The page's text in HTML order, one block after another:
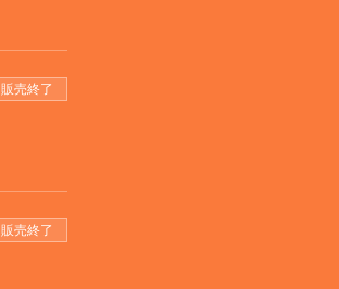
販売終了
販売終了